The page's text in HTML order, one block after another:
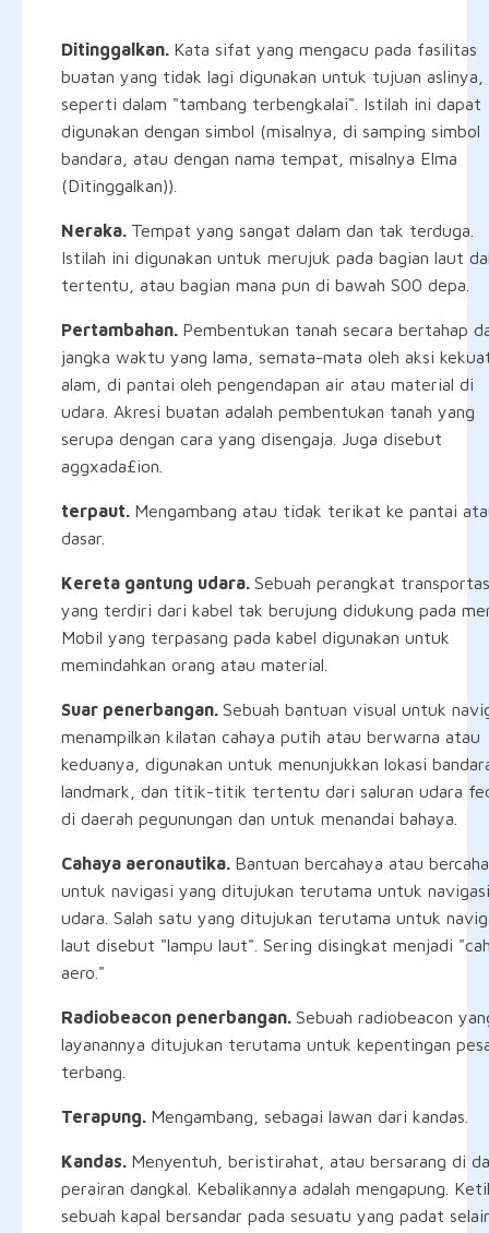
Ditinggalkan. Kata sifat yang mengacu pada fasilitas
buatan yang tidak lagi digunakan untuk tujuan aslinya,
seperti dalam "tambang terbengkalai". Istilah ini dapat
digunakan dengan simbol (misalnya, di samping simbol
bandara, atau dengan nama tempat, misalnya Elma
(Ditinggalkan)).
Neraka. Tempat yang sangat dalam dan tak terduga.
Istilah ini digunakan untuk merujuk pada bagian laut
tertentu, atau bagian mana pun di bawah S00 depa.
Pertambahan. Pembentukan tanah secara bertahap
jangka waktu yang lama, semata-mata oleh aksi
alam, di pantai oleh pengendapan air atau material di
udara. Akresi buatan adalah pembentukan tanah yang
serupa dengan cara yang disengaja. Juga disebut
aggxada£ion.
terpaut. Mengambang atau tidak terikat ke pantai
dasar.
Kereta gantung udara. Sebuah perangkat
yang terdiri dari kabel tak berujung didukung pada
Mobil yang terpasang pada kabel digunakan untuk
memindahkan orang atau material.
Suar penerbangan. Sebuah bantuan visual untuk
menampilkan kilatan cahaya putih atau berwarna atau
keduanya, digunakan untuk menunjukkan lokasi
landmark, dan titik-titik tertentu dari saluran udara
di daerah pegunungan dan untuk menandai bahaya.
Cahaya aeronautika. Bantuan bercahaya atau
untuk navigasi yang ditujukan terutama untuk navigasi
udara. Salah satu yang ditujukan terutama untuk
laut disebut "lampu laut". Sering disingkat menjadi
aero."
Radiobeacon penerbangan. Sebuah radiobeacon
layanannya ditujukan terutama untuk kepentingan
terbang.
Terapung. Mengambang, sebagai lawan dari kandas.
Kandas. Menyentuh, beristirahat, atau bersarang di
perairan dangkal. Kebalikannya adalah mengapung.
sebuah kapal bersandar pada sesuatu yang padat